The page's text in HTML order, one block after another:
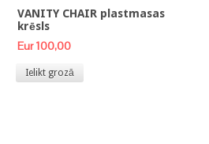
VANITY CHAIR plastmasas
krēsls
Eur 100,00
Ielikt grozā